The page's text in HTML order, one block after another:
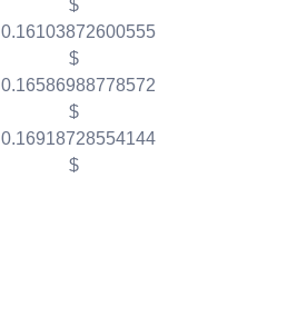
$
0.16103872600555
$
0.16586988778572
$
0.16918728554144
$